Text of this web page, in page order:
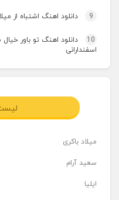
9 دانلود اهنگ اشتباه از
10
دانلود اهنگ تو باور
اسفندارانی
میلاد باکری
سعید آرام
ایلیا